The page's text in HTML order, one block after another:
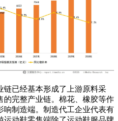
已经基本形成了上游原料采
的完整产业链。棉花、橡胶等作
响制造端。制造代工企业代表有